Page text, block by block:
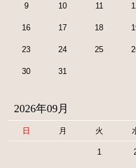
9 10 11
16 17 18
23 24 25
30 31
2026年09月
日 月 火
1